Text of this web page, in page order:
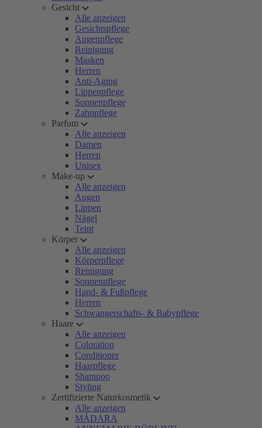
Gesicht
Alle anzeigen
Gesichtspflege
Augenpflege
Reinigung
Masken
Herren
Anti-Aging
Lippenpflege
Sonnenpflege
Zahnpflege
Parfum
Alle anzeigen
Damen
Herren
Unisex
Make-up
Alle anzeigen
Augen
Lippen
Nägel
Teint
Körper
Alle anzeigen
Körperpflege
Reinigung
Sonnenpflege
Hand- & Fußpflege
Herren
Schwangerschafts- & Babypflege
Haare
Alle anzeigen
Coloration
Conditioner
Haarpflege
Shampoo
Styling
Zertifizierte Naturkosmetik
Alle anzeigen
MÁDARA